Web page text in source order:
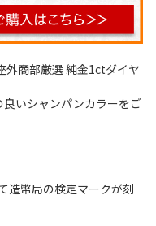
外商部厳選 純金1ctダイヤ
いシャンパンカラーをご
造幣局の検定マークが刻